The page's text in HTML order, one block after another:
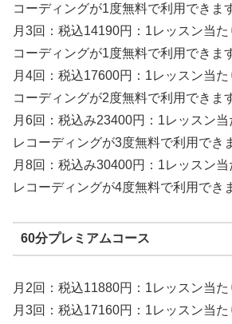
コーディングが1度無料で利用できま
月3回：税込14190円：1レッスン当
コーディングが1度無料で利用できま
月4回：税込17600円：1レッスン当
コーディングが2度無料で利用できま
月6回：税込み23400円：1レッスン当
レコーディングが3度無料で利用でき
月8回：税込み30400円：1レッスン当
レコーディングが4度無料で利用でき
60分プレミアムコース
月2回：税込11880円：1レッスン当た
月3回：税込17160円：1レッスン当た